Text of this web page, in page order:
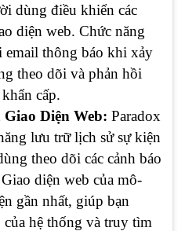
dùng điều khiển các
diện web. Chức năng
email thông báo khi xảy
theo dõi và phản hồi
cấp.
Diện Web: Paradox
lưu trữ lịch sử sự kiện
theo dõi các cảnh báo
diện web của mô-
gần nhất, giúp bạn
hệ thống và truy tìm